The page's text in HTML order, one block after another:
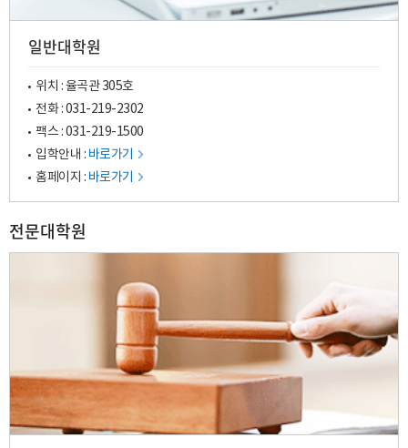
일반대학원
위치 : 율곡관 305호
전화 :031-219-2302
팩스 : 031-219-1500
입학안내 : 바로가기
홈페이지 : 바로가기
전문대학원